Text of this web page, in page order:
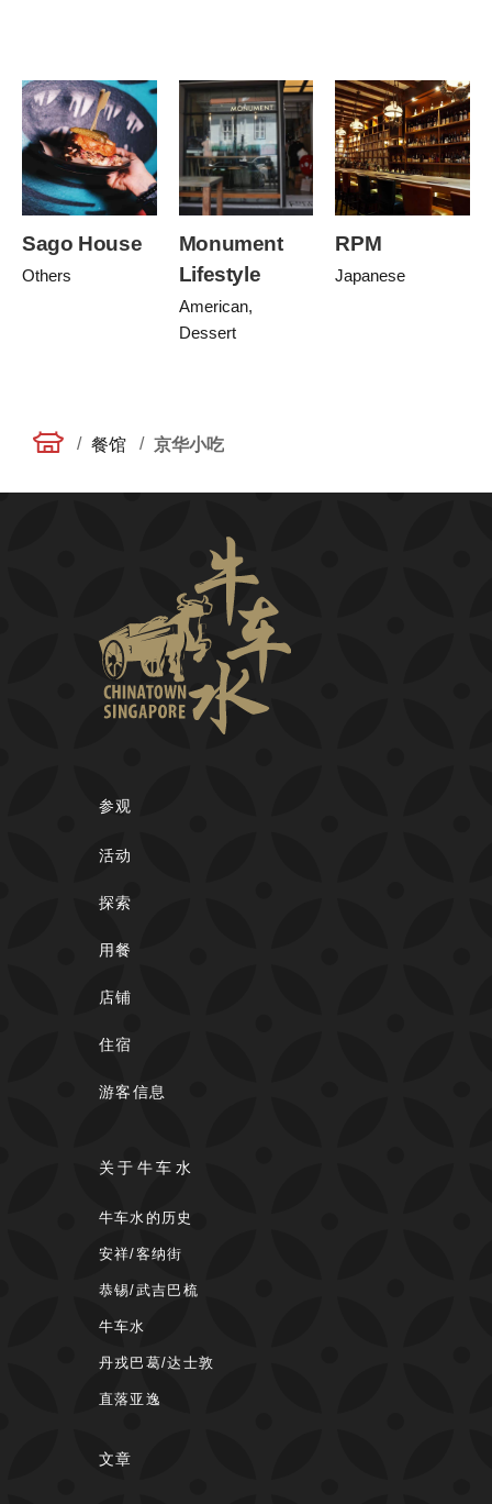
Sago House
Others
Monument
Lifestyle
American,
Dessert
RPM
Japanese
/ 餐馆 / 京华小吃
参观
活动
探索
用餐
店铺
住宿
游客信息
关于牛车水
牛车水的历史
安祥/客纳街
恭锡/武吉巴梳
牛车水
丹戎巴葛/达士敦
直落亚逸
文章